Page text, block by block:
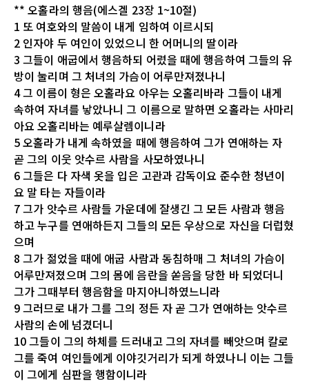
** 오홀라의 행음(에스겔 23장 1~10절)
1 또 여호와의 말씀이 내게 임하여 이르시되
2 인자야 두 여인이 있었으니 한 어머니의 딸이라
3 그들이 애굽에서 행음하되 어렸을 때에 행음하여 그들의 유
방이 눌리며 그 처녀의 가슴이 어루만져졌나니
4 그 이름이 형은 오홀라요 아우는 오홀리바라 그들이 내게
속하여 자녀를 낳았나니 그 이름으로 말하면 오홀라는 사마리
아요 오홀리바는 예루살렘이니라
5 오홀라가 내게 속하였을 때에 행음하여 그가 연애하는 자
곧 그의 이웃 앗수르 사람을 사모하였나니
6 그들은 다 자색 옷을 입은 고관과 감독이요 준수한 청년이
요 말 타는 자들이라
7 그가 앗수르 사람들 가운데에 잘생긴 그 모든 사람과 행음
하고 누구를 연애하든지 그들의 모든 우상으로 자신을 더럽혔
으며
8 그가 젊었을 때에 애굽 사람과 동침하매 그 처녀의 가슴이
어루만져졌으며 그의 몸에 음란을 쏟음을 당한 바 되었더니
그가 그때부터 행음함을 마지아니하였느니라
9 그러므로 내가 그를 그의 정든 자 곧 그가 연애하는 앗수르
사람의 손에 넘겼더니
10 그들이 그의 하체를 드러내고 그의 자녀를 빼앗으며 칼로
그를 죽여 여인들에게 이야깃거리가 되게 하였나니 이는 그들
이 그에게 심판을 행함이니라